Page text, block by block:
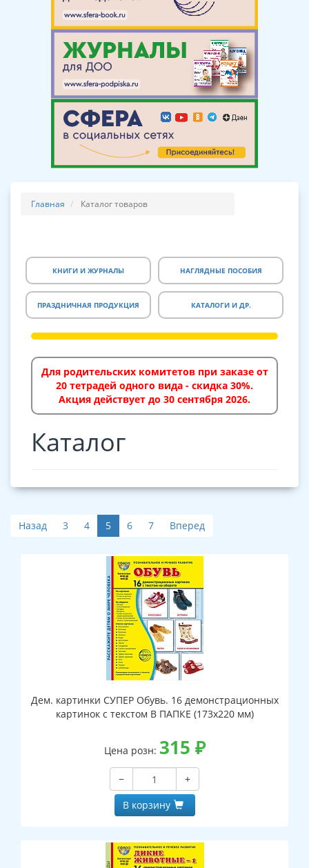
Главная Каталог товаров
КНИГИ И ЖУРНАЛЫ НАГЛЯДНЫЕ ПОСОБИЯ
ПРАЗДНИЧНАЯ ПРОДУКЦИЯ КАТАЛОГИ И ДР.
Для родительских комитетов при заказе от
20 тетрадей одного вида - скидка 30%.
Акция действует до 30 сентября 2026.
Каталог
Назад 3 4 5 6 7 Вперед
Дем. картинки СУПЕР Обувь. 16 демонстрационных
картинок с текстом В ПАПКЕ (173х220 мм)
Цена розн: 315 ₽
−
+
В корзину